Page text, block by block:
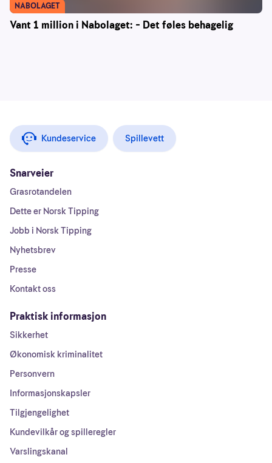
Vant 1 million i Nabolaget: – Det føles behagelig
NABOLAGET
Kundeservice Spillevett
Snarveier
Grasrotandelen
Dette er Norsk Tipping
Jobb i Norsk Tipping
Nyhetsbrev
Presse
Kontakt oss
Praktisk informasjon
Sikkerhet
Økonomisk kriminalitet
Personvern
Informasjonskapsler
Tilgjengelighet
Kundevilkår og spilleregler
Varslingskanal